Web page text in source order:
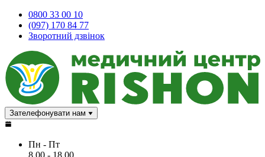
0800 33 00 10
(097) 170 84 77
Зворотний дзвінок
Зателефонувати нам
Пн - Пт
8.00 - 18.00